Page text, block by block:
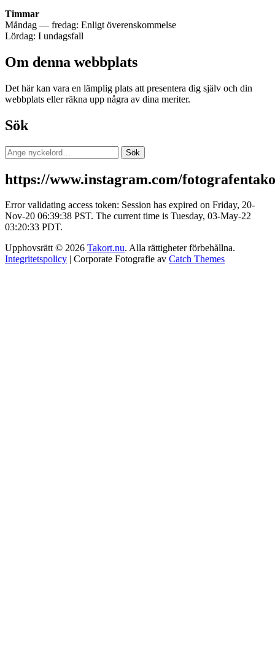
Timmar
Måndag — fredag: Enligt överenskommelse
Lördag: I undagsfall
Om denna webbplats
Det här kan vara en lämplig plats att presentera dig själv och din
webbplats eller räkna upp några av dina meriter.
Sök
Sök
efter:
Sök
https://www.instagram.com/
Error validating access token: Session has expired on Friday, 20-
Nov-20 06:39:38 PST. The current time is Tuesday, 03-May-22
03:20:33 PDT.
Upphovsrätt © 2026 Takort.nu. Alla rättigheter förbehållna.
Integritetspolicy | Corporate Fotografie av Catch Themes